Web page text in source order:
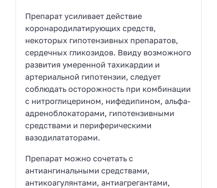
Препарат усиливает действие
коронародилатирующих средств,
некоторых гипотензивных препаратов,
сердечных гликозидов. Ввиду возможного
развития умеренной тахикардии и
артериальной гипотензии, следует
соблюдать осторожность при комбинации
с нитроглицерином, нифедипином, альфа-
адреноблокаторами, гипотензивными
средствами и периферическими
вазодилататорами.
Препарат можно сочетать с
антиангинальными средствами,
антикоагулянтами, антиагрегантами,